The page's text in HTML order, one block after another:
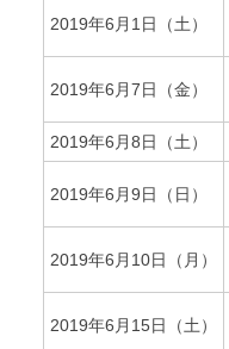
2019年6月1日（土）
2019年6月7日（金）
2019年6月8日（土）
2019年6月9日（日）
2019年6月10日（月）
2019年6月15日（土）